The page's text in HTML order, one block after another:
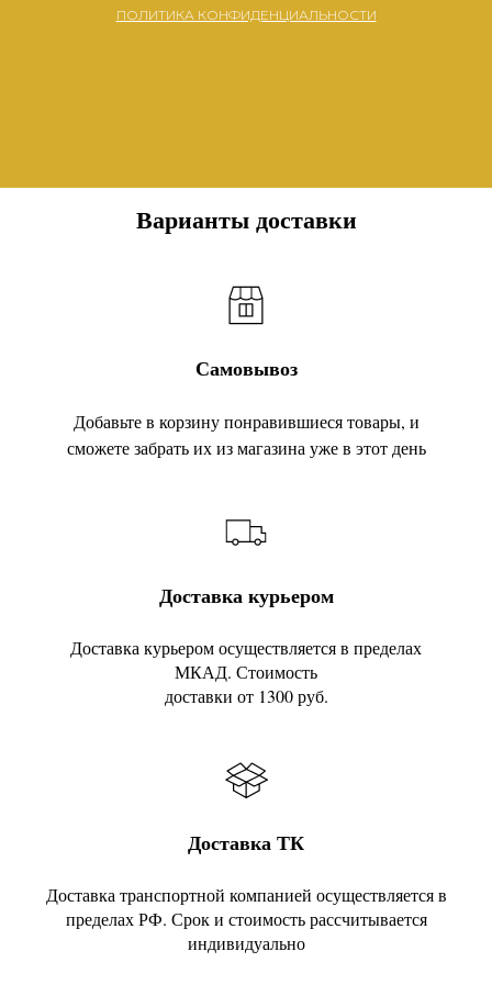
ПОЛИТИКА КОНФИДЕНЦИАЛЬНОСТИ
Варианты доставки
Самовывоз
Добавьте в корзину понравившиеся товары, и
сможете забрать их из магазина уже в этот день
Доставка курьером
Доставка курьером осуществляется в пределах
МКАД. Стоимость
доставки от 1300 руб.
Доставка ТК
Доставка транспортной компанией осуществляется в
пределах РФ. Срок и стоимость рассчитывается
индивидуально